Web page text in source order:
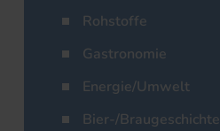
Rohstoffe
Gastronomie
Energie/Umwelt
Bier-/Braugeschichte